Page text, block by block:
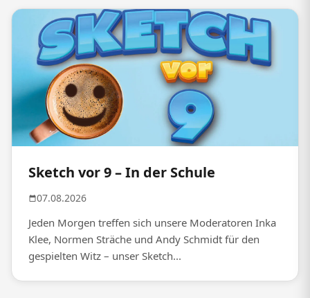
Sketch vor 9 – In der Schule
07.08.2026
Jeden Morgen treffen sich unsere Moderatoren Inka
Klee, Normen Sträche und Andy Schmidt für den
gespielten Witz – unser Sketch...